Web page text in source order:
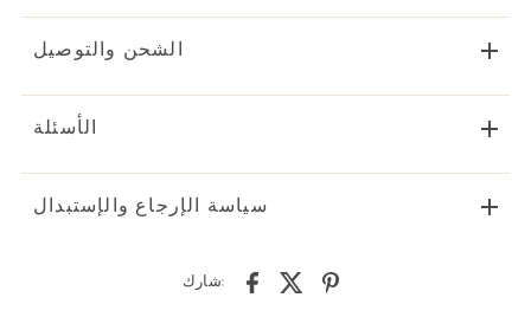
الشحن والتوصيل
الأسئلة
سياسة الإرجاع والإستبدال
شارك: